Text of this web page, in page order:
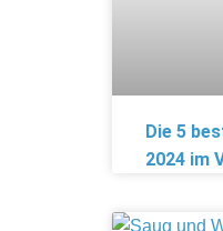
Die 5
2024 im